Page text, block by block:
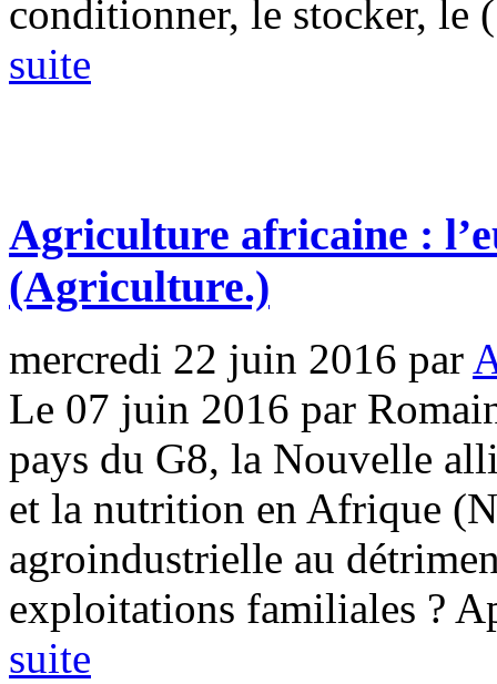
conditionner, le stocker, le
suite
Agriculture africaine :
(Agriculture.)
mercredi 22 juin 2016 par
Le 07 juin 2016 par
pays du G8, la Nouvelle
et la nutrition en Afrique
agroindustrielle au
exploitations familiales ?
suite